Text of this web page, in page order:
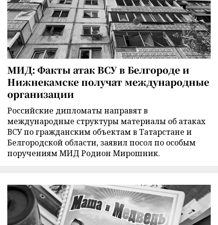
МИД: Факты атак ВСУ в Белгороде и
Нижнекамске получат международные
организации
Российские дипломаты направят в
международные структуры материалы об атаках
ВСУ по гражданским объектам в Татарстане и
Белгородской области, заявил посол по особым
поручениям МИД Родион Мирошник.